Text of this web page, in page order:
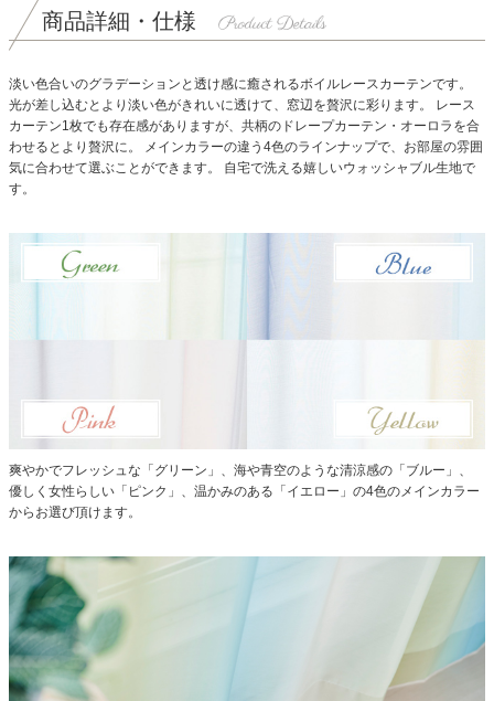
商品詳細・仕様
淡い色合いのグラデーションと透け感に癒されるボイルレースカーテンです。
光が差し込むとより淡い色がきれいに透けて、窓辺を贅沢に彩ります。
レース
カーテン1枚でも存在感がありますが、共柄のドレープカーテン・オーロラを合
わせるとより贅沢に。
メインカラーの違う4色のラインナップで、お部屋の雰囲
気に合わせて選ぶことができます。
自宅で洗える嬉しいウォッシャブル生地で
す。
爽やかでフレッシュな「グリーン」、海や青空のような清涼感の「ブルー」、
優しく女性らしい「ピンク」、温かみのある「イエロー」の4色のメインカラー
からお選び頂けます。